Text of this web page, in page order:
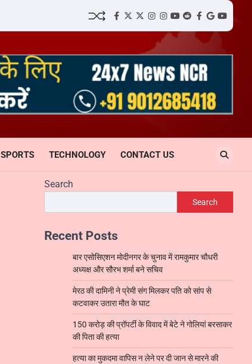
facebook
Twitter
twitterInstagram
instagram
YouTube
redditFacebook
googleyoutube
SPORTS TECHNOLOGY CONTACT US
Search
Search
Recent Posts
बार एसोसिएशन मोदीनगर के चुनाव में रामकुमार चौधरी
अध्यक्ष और सौरभ शर्मा बने सचिव
मेरठ की दामिनी ने प्रेमी संग मिलकर पति को सांप से
कटवाकर उतारा मौत के घाट
150 करोड़ की प्रॉपर्टी के विवाद में बेटे ने गोलियां बरसाकर
की पिता की हत्या
हत्या का मुकदमा वापिस न लेने पर दी जान से मारने की